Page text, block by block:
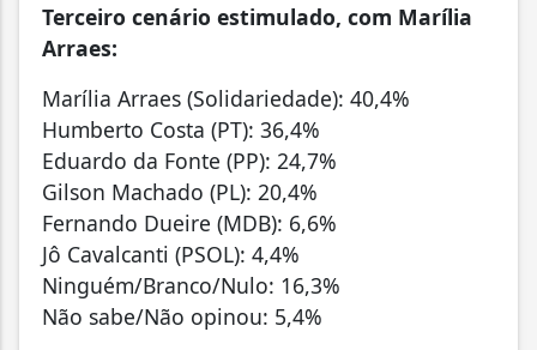
Terceiro cenário estimulado, com Marília
Arraes:
Marília Arraes (Solidariedade): 40,4%
Humberto Costa (PT): 36,4%
Eduardo da Fonte (PP): 24,7%
Gilson Machado (PL): 20,4%
Fernando Dueire (MDB): 6,6%
Jô Cavalcanti (PSOL): 4,4%
Ninguém/Branco/Nulo: 16,3%
Não sabe/Não opinou: 5,4%